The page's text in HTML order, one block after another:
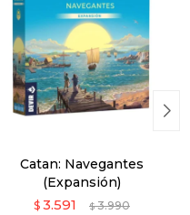
Catan: Navegantes
(Expansión)
$ 3.591 $ 3.990